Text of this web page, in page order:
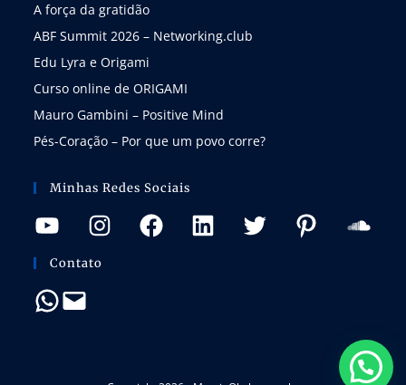
A força da gratidão
ABF Summit 2026 – Networking.club
Edu Lyra e Origami
Curso online de ORIGAMI
Mauro Gambini – Positive Mind
Pés-Coração – Por que um povo corre?
Minhas Redes Sociais
Contato